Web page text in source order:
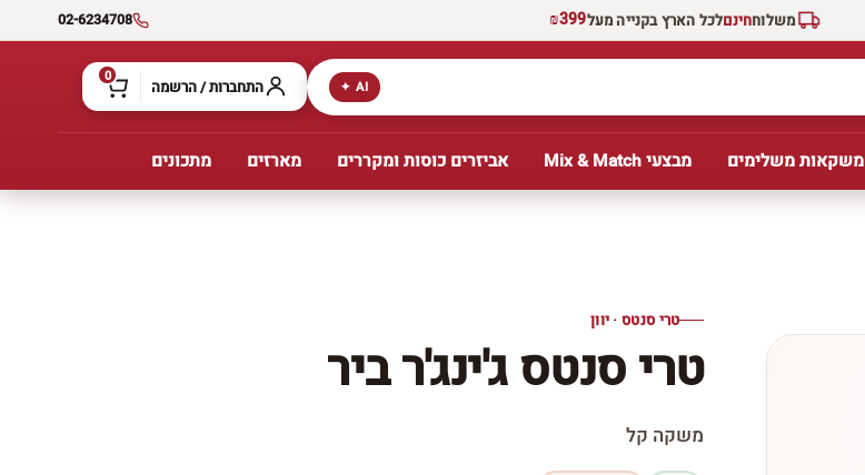
משלוחחינםלכל הארץ בקנייה מעל₪399
02-6234708
AI ✦ התחברות / הרשמה 0
משקאות משלימים מבצעי Mix & Match אביזרים כוסות ומקררים מארזים מתכונים
טרי סנטס · יוון
טרי סנטס ג'ינג'ר ביר
משקה קל